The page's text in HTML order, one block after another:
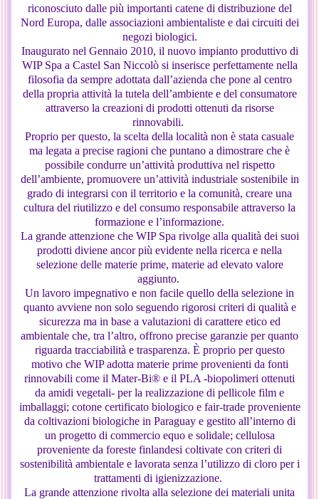
riconosciuto dalle più importanti catene di distribuzione del
Nord Europa, dalle associazioni ambientaliste e dai circuiti dei
negozi biologici.
Inaugurato nel Gennaio 2010, il nuovo impianto produttivo di
WIP Spa a Castel San Niccolò si inserisce perfettamente nella
filosofia da sempre adottata dall’azienda che pone al centro
della propria attività la tutela dell’ambiente e del consumatore
attraverso la creazioni di prodotti ottenuti da risorse
rinnovabili.
Proprio per questo, la scelta della località non è stata casuale
ma legata a precise ragioni che puntano a dimostrare che è
possibile condurre un’attività produttiva nel rispetto
dell’ambiente, promuovere un’attività industriale sostenibile in
grado di integrarsi con il territorio e la comunità, creare una
cultura del riutilizzo e del consumo responsabile attraverso la
formazione e l’informazione.
La grande attenzione che WIP Spa rivolge alla qualità dei suoi
prodotti diviene ancor più evidente nella ricerca e nella
selezione delle materie prime, materie ad elevato valore
aggiunto.
Un lavoro impegnativo e non facile quello della selezione in
quanto avviene non solo seguendo rigorosi criteri di qualità e
sicurezza ma in base a valutazioni di carattere etico ed
ambientale che, tra l’altro, offrono precise garanzie per quanto
riguarda tracciabilità e trasparenza. È proprio per questo
motivo che WIP adotta materie prime provenienti da fonti
rinnovabili come il Mater-Bi® e il PLA -biopolimeri ottenuti
da amidi vegetali- per la realizzazione di pellicole film e
imballaggi; cotone certificato biologico e fair-trade proveniente
da coltivazioni biologiche in Paraguay e gestito all’interno di
un progetto di commercio equo e solidale; cellulosa
proveniente da foreste finlandesi coltivate con criteri di
sostenibilità ambientale e lavorata senza l’utilizzo di cloro per i
trattamenti di igienizzazione.
La grande attenzione rivolta alla selezione dei materiali unita